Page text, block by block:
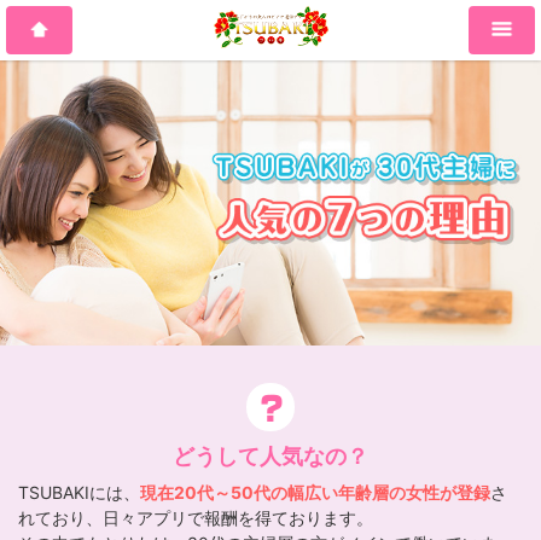
どうして人気なの？
TSUBAKIには、 現在20代～50代の幅広い年齢層の女性が登録さ
れており、日々アプリで報酬を得ております。